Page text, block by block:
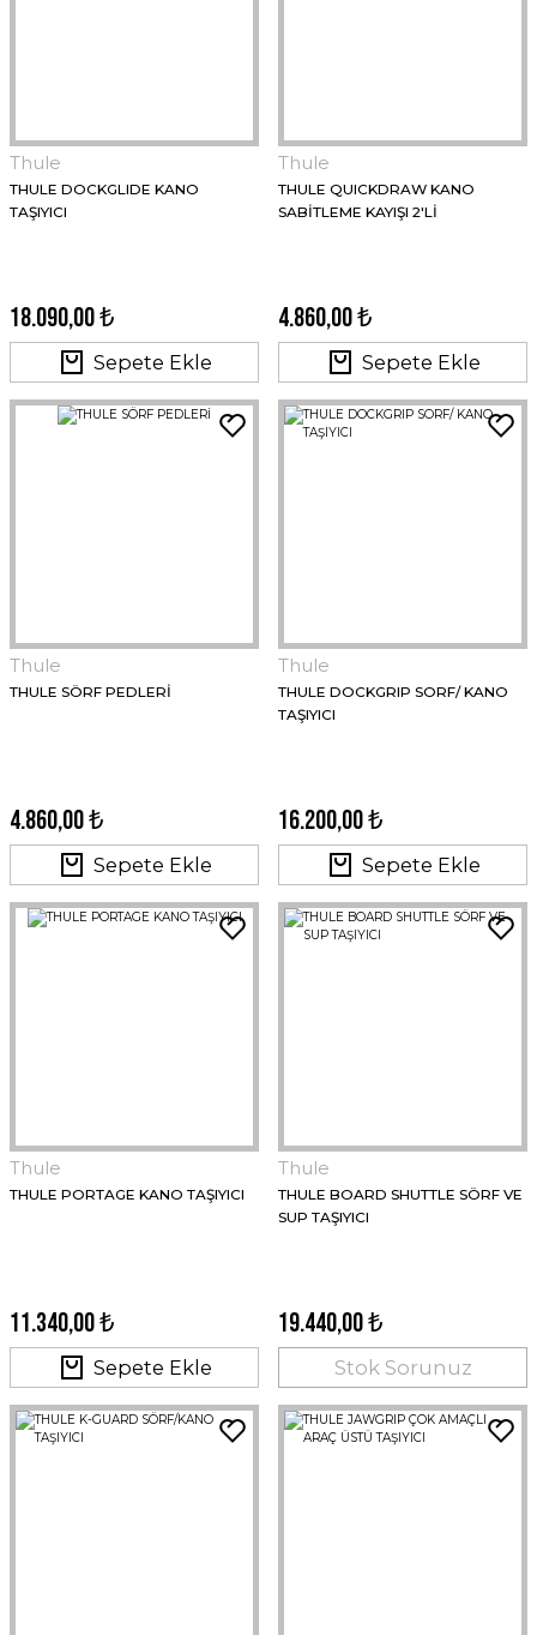
Thule
THULE DOCKGLIDE KANO
TAŞIYICI
18.090,00 ₺
Sepete Ekle
Thule
THULE QUICKDRAW KANO
SABİTLEME KAYIŞI 2'Lİ
4.860,00 ₺
Sepete Ekle
Thule
THULE SÖRF PEDLERİ
4.860,00 ₺
Sepete Ekle
Thule
THULE DOCKGRIP SORF/ KANO
TAŞIYICI
16.200,00 ₺
Sepete Ekle
Thule
THULE PORTAGE KANO TAŞIYICI
11.340,00 ₺
Sepete Ekle
Thule
THULE BOARD SHUTTLE SÖRF VE
SUP TAŞIYICI
19.440,00 ₺
Stok Sorunuz